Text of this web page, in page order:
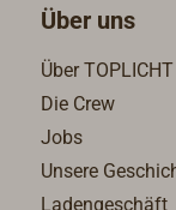
Über uns
Über TOPLICHT
Die Crew
Jobs
Unsere
Ladengeschäft